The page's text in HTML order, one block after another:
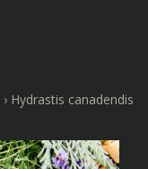
› Hydrastis canadendis